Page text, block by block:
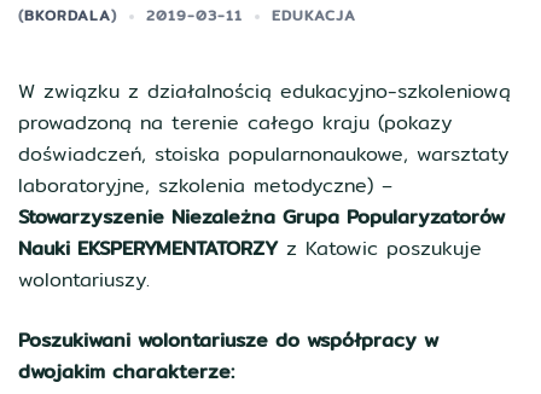
(BKORDALA) 2019-03-11 EDUKACJA
W związku z działalnością edukacyjno-szkoleniową
prowadzoną na terenie całego kraju (pokazy
doświadczeń, stoiska popularnonaukowe, warsztaty
laboratoryjne, szkolenia metodyczne) –
Stowarzyszenie Niezależna Grupa Popularyzatorów
Nauki EKSPERYMENTATORZYz Katowic poszukuje
wolontariuszy.
Poszukiwani wolontariusze do współpracy w
dwojakim charakterze: